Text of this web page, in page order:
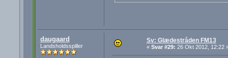
daugaard
Landsholdsspiller
Sv: Glædestråden FM13
« Svar #29: 26 Okt 2012, 12:22